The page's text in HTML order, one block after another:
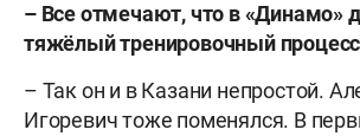
– Все отмечают, что в «Динамо»
тяжёлый тренировочный
– Так он и в Казани непростой.
Игоревич тоже поменялся. В